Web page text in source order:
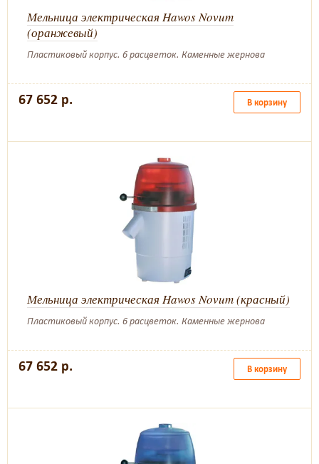
Мельница электрическая Hawos Novum
(оранжевый)
Пластиковый корпус. 6 расцветок. Каменные жернова
67 652 р. В корзину
Мельница электрическая Hawos Novum (красный)
Пластиковый корпус. 6 расцветок. Каменные жернова
67 652 р. В корзину